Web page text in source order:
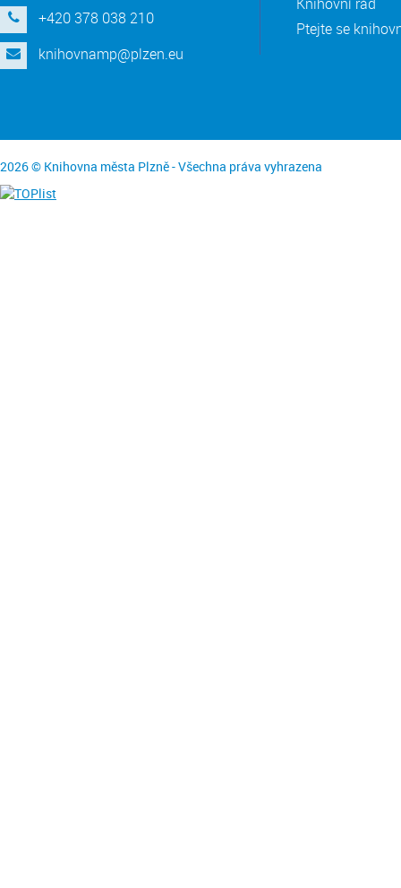
+420 378 038 210
knihovnamp@plzen.eu
Ptejte se
2026 © Knihovna města Plzně - Všechna práva vyhrazena